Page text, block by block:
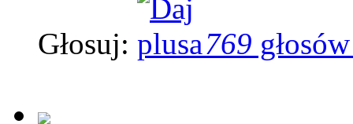
Głosuj: 769